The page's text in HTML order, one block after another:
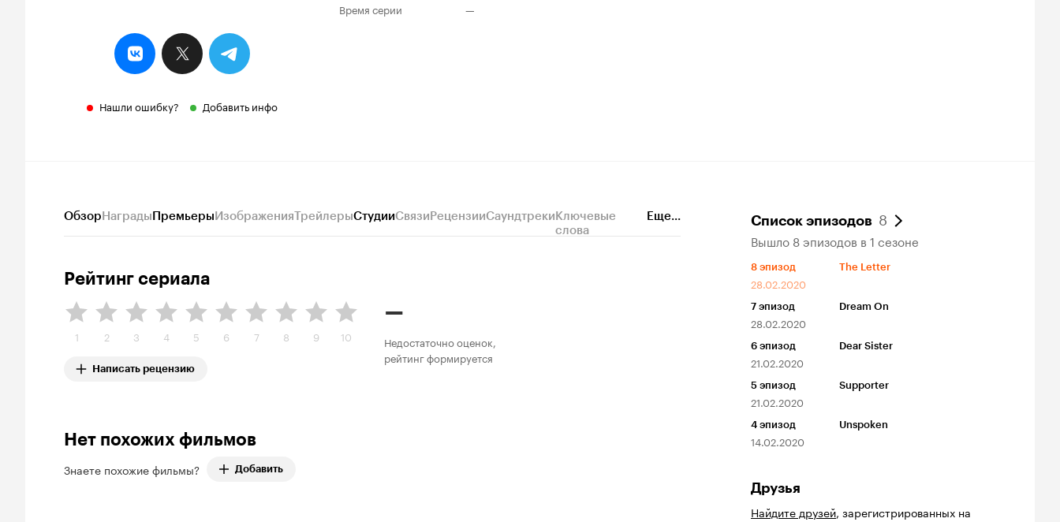
Нашли ошибку? Добавить инфо
Время серии
—
ОбзорНаградыПремьерыИзображенияТрейлерыСтудииСвязиРецензииСаундтрекиКлючевые
слова
Еще...
Рейтинг сериала
1 2 3 4 5 6 7 8 9 10
Написать рецензию
–
Недостаточно оценок,
рейтинг формируется
Нет похожих фильмов
Знаете похожие фильмы? Добавить
Список эпизодов 8
Вышло 8 эпизодов в 1 сезоне
8 эпизод
28.02.2020
The Letter
7 эпизод
28.02.2020
Dream On
6 эпизод
21.02.2020
Dear Sister
5 эпизод
21.02.2020
Supporter
4 эпизод
14.02.2020
Unspoken
Друзья
Найдите друзей, зарегистрированных на